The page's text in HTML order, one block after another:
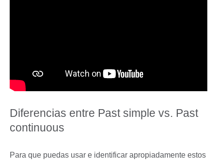
Diferencias entre Past simple vs. Past
continuous
Para que puedas usar e identificar apropiadamente estos